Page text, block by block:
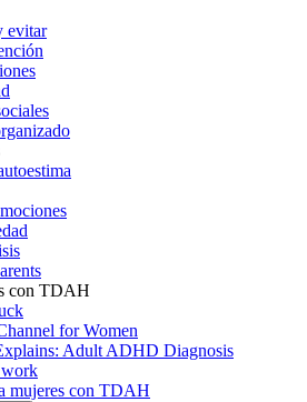
evitar
con TDAH
for Women
Adult ADHD Diagnosis
mujeres con TDAH